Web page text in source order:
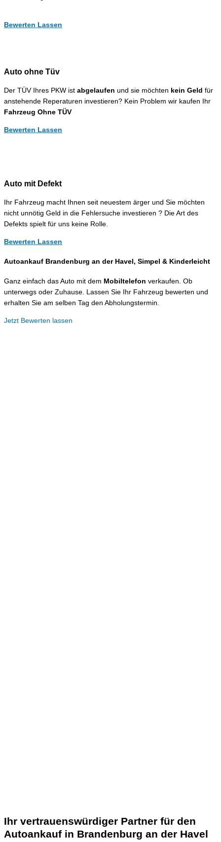
Bewerten Lassen
Auto ohne Tüv
Der TÜV Ihres PKW ist abgelaufen und sie möchten kein Geld für
anstehende Reperaturen investieren? Kein Problem wir kaufen Ihr
Fahrzeug Ohne TÜV
Bewerten Lassen
Auto mit Defekt
Ihr Fahrzeug macht Ihnen seit neuestem ärger und Sie möchten
nicht unnötig Geld in die Fehlersuche investieren ? Die Art des
Defekts spielt für uns keine Rolle.
Bewerten Lassen
Autoankauf Brandenburg an der Havel, Simpel & Kinderleicht
Ganz einfach das Auto mit dem Mobiltelefon verkaufen. Ob
unterwegs oder Zuhause. Lassen Sie Ihr Fahrzeug bewerten und
erhalten Sie am selben Tag den Abholungstermin.
Jetzt Bewerten lassen
Ihr vertrauenswürdiger Partner für den
Autoankauf in Brandenburg an der Havel